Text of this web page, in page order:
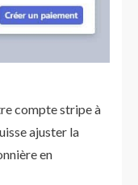
compte stripe à
ajuster la
en